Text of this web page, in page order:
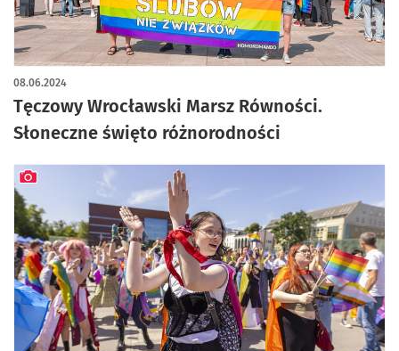
Tęczowy Wrocławski Marsz Równości.
Słoneczne święto różnorodności
08.06.2024
artykuł z galerią zdjęć